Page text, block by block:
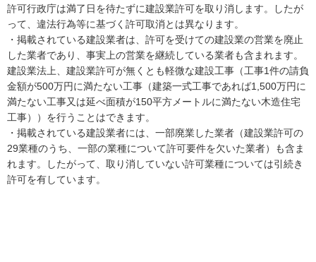
許可行政庁は満了日を待たずに建設業許可を取り消します。したが
って、違法行為等に基づく許可取消とは異なります。
・掲載されている建設業者は、許可を受けての建設業の営業を廃止
した業者であり、事実上の営業を継続している業者も含まれます。
建設業法上、建設業許可が無くとも軽微な建設工事（工事1件の請負
金額が500万円に満たない工事（建築一式工事であれば1,500万円に
満たない工事又は延べ面積が150平方メートルに満たない木造住宅
工事））を行うことはできます。
・掲載されている建設業者には、一部廃業した業者（建設業許可の
29業種のうち、一部の業種について許可要件を欠いた業者）も含ま
れます。したがって、取り消していない許可業種については引続き
許可を有しています。